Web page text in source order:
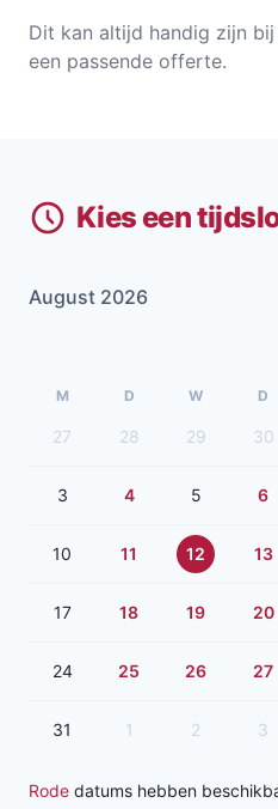
Dit kan altijd handig zijn
een passende offerte.
Kies een
August 2026
M D W D
27 28 29 30
3 4 5 6
10 11 12 13
17 18 19 20
24 25 26 27
31 1 2 3
Rode datums hebben